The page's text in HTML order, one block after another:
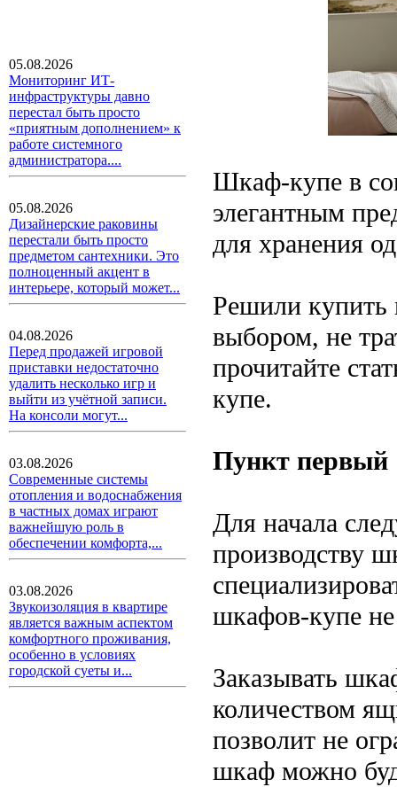
05.08.2026
Мониторинг ИТ-
инфраструктуры давно
перестал быть просто
«приятным дополнением» к
работе системного
администратора....
05.08.2026
Дизайнерские раковины
перестали быть просто
предметом сантехники. Это
полноценный акцент в
интерьере, который может...
04.08.2026
Перед продажей игровой
приставки недостаточно
удалить несколько игр и
выйти из учётной записи.
На консоли могут...
03.08.2026
Современные системы
отопления и водоснабжения
в частных домах играют
важнейшую роль в
обеспечении комфорта,...
03.08.2026
Звукоизоляция в квартире
является важным аспектом
комфортного проживания,
особенно в условиях
городской суеты и...
Шкаф-купе в
элегантным
для хранения
Решили купить
выбором, не
прочитайте
купе.
Пункт первый
Для начала
производству
шкафов-купе
Заказывать
количеством
позволит не
шкаф можно